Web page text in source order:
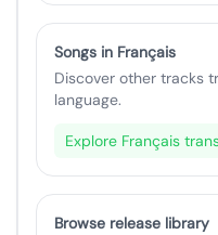
Songs in Français
Discover other tracks
language.
Explore Français
Browse release library